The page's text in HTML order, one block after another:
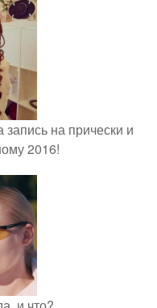
на прически и
2016!